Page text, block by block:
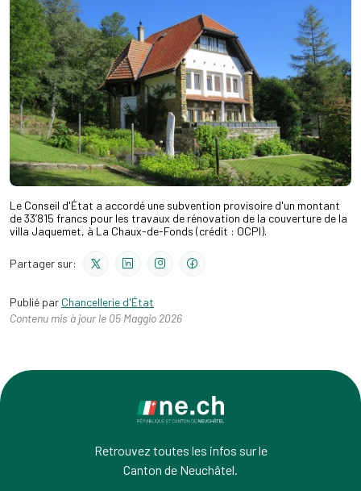
Le Conseil d'État a accordé une subvention provisoire d'un montant
de 33’815 francs pour les travaux de rénovation de la couverture de la
villa Jaquemet, à La Chaux-de-Fonds (crédit : OCPI).
Partager sur:
Publié par Chancellerie d'État
Contenu mis à jour le 05 Maggio 2026
Retrouvez toutes les infos sur le
Canton de Neuchâtel.